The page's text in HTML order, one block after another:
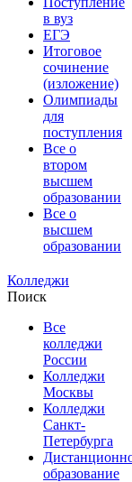
в вуз
ЕГЭ
Итоговое
сочинение
(изложение)
Олимпиады
для
поступления
Все о
втором
высшем
образовании
Все о
высшем
образовании
Колледжи
Поиск
Все
колледжи
России
Колледжи
Москвы
Колледжи
Санкт-
Петербурга
образование